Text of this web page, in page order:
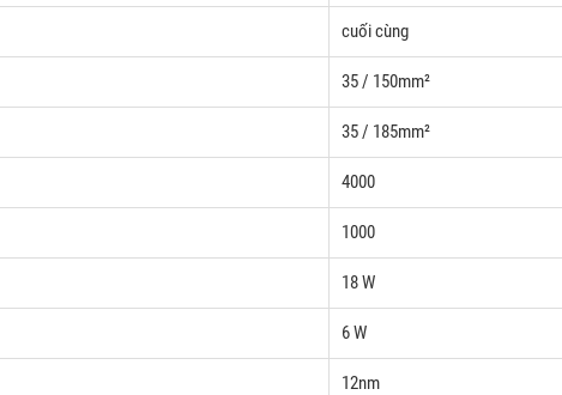
cuối cùng
35 / 150mm²
35 / 185mm²
4000
1000
18 W
6 W
12nm